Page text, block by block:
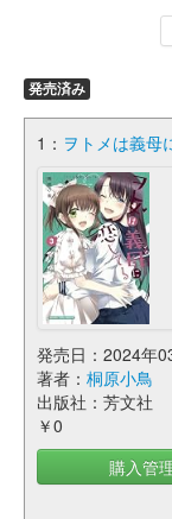
発売済み
1： ヲトメは義
発売日：2024年
著者： 桐原小鳥
出版社：芳文社
￥0
購入管